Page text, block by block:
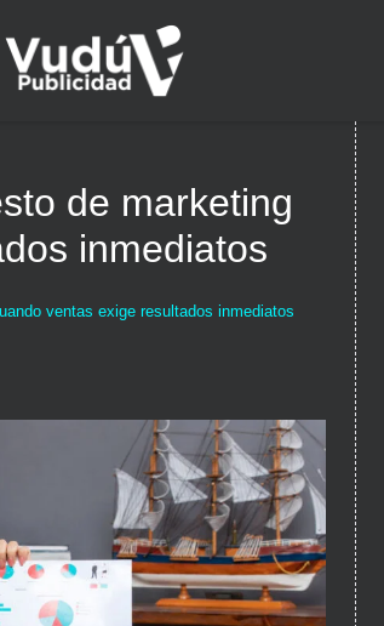
de marketing
inmediatos
ventas exige resultados inmediatos